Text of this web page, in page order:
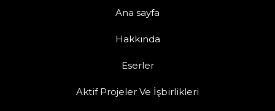
Ana sayfa
Hakkında
Eserler
Aktif Projeler Ve İşbirlikleri